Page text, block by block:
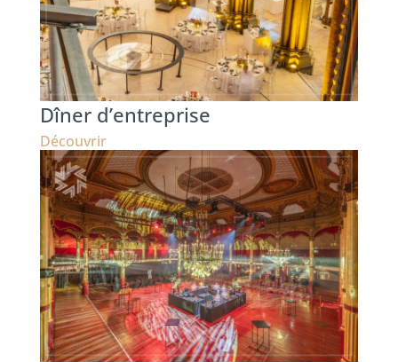
Dîner d’entreprise
Découvrir